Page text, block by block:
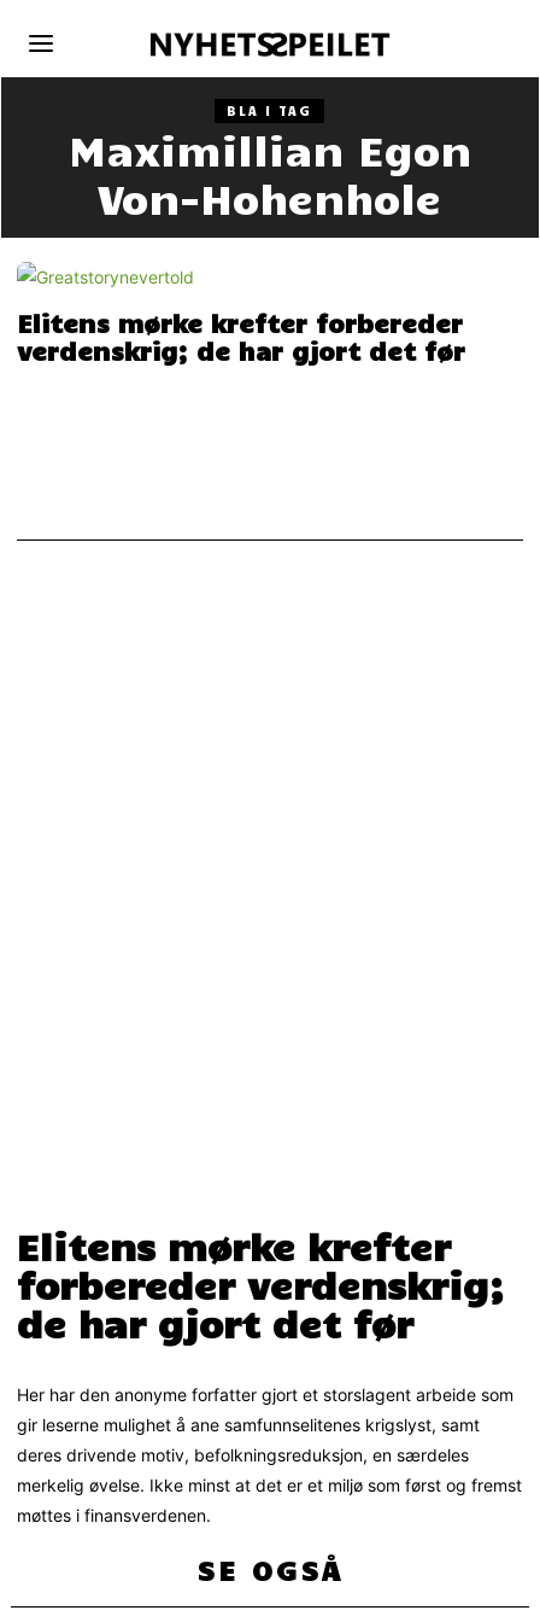
BLA I TAG
Maximillian Egon
Von-Hohenhole
Elitens mørke krefter forbereder
verdenskrig; de har gjort det før
Elitens mørke krefter
forbereder verdenskrig;
de har gjort det før
Her har den anonyme forfatter gjort et storslagent arbeide som
gir leserne mulighet å ane samfunnselitenes krigslyst, samt
deres drivende motiv, befolkningsreduksjon, en særdeles
merkelig øvelse. Ikke minst at det er et miljø som først og fremst
møttes i finansverdenen.
SE OGSÅ